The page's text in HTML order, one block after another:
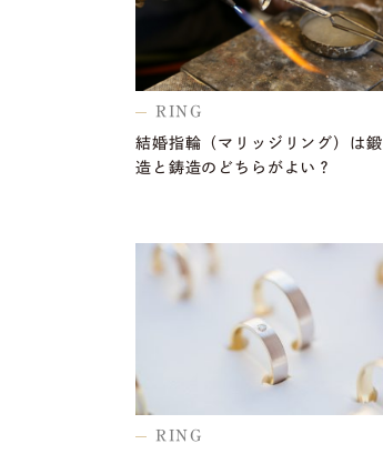
RING
結婚指輪（マリッジリング）は鍛
造と鋳造のどちらがよい？
RING